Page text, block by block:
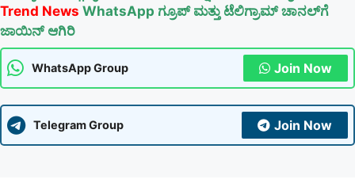
Trend News WhatsApp ಗ್ರೂಪ್ ಮತ್ತು ಟೆಲಿಗ್ರಾಮ್ ಚಾನಲ್‌ಗೆ
ಜಾಯಿನ್ ಆಗಿರಿ
WhatsApp Group Join Now
Telegram Group Join Now